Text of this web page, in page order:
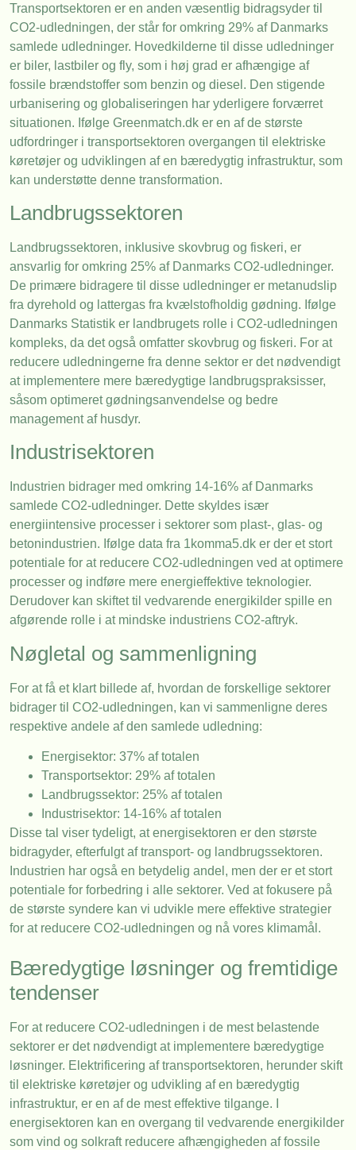
Transportsektoren er en anden væsentlig bidragsyder til
CO2-udledningen, der står for omkring 29% af Danmarks
samlede udledninger. Hovedkilderne til disse udledninger
er biler, lastbiler og fly, som i høj grad er afhængige af
fossile brændstoffer som benzin og diesel. Den stigende
urbanisering og globaliseringen har yderligere forværret
situationen. Ifølge Greenmatch.dk er en af de største
udfordringer i transportsektoren overgangen til elektriske
køretøjer og udviklingen af en bæredygtig infrastruktur, som
kan understøtte denne transformation.
Landbrugssektoren
Landbrugssektoren, inklusive skovbrug og fiskeri, er
ansvarlig for omkring 25% af Danmarks CO2-udledninger.
De primære bidragere til disse udledninger er metanudslip
fra dyrehold og lattergas fra kvælstofholdig gødning. Ifølge
Danmarks Statistik er landbrugets rolle i CO2-udledningen
kompleks, da det også omfatter skovbrug og fiskeri. For at
reducere udledningerne fra denne sektor er det nødvendigt
at implementere mere bæredygtige landbrugspraksisser,
såsom optimeret gødningsanvendelse og bedre
management af husdyr.
Industrisektoren
Industrien bidrager med omkring 14-16% af Danmarks
samlede CO2-udledninger. Dette skyldes især
energiintensive processer i sektorer som plast-, glas- og
betonindustrien. Ifølge data fra 1komma5.dk er der et stort
potentiale for at reducere CO2-udledningen ved at optimere
processer og indføre mere energieffektive teknologier.
Derudover kan skiftet til vedvarende energikilder spille en
afgørende rolle i at mindske industriens CO2-aftryk.
Nøgletal og sammenligning
For at få et klart billede af, hvordan de forskellige sektorer
bidrager til CO2-udledningen, kan vi sammenligne deres
respektive andele af den samlede udledning:
Energisektor: 37% af totalen
Transportsektor: 29% af totalen
Landbrugssektor: 25% af totalen
Industrisektor: 14-16% af totalen
Disse tal viser tydeligt, at energisektoren er den største
bidragyder, efterfulgt af transport- og landbrugssektoren.
Industrien har også en betydelig andel, men der er et stort
potentiale for forbedring i alle sektorer. Ved at fokusere på
de største syndere kan vi udvikle mere effektive strategier
for at reducere CO2-udledningen og nå vores klimamål.
Bæredygtige løsninger og fremtidige
tendenser
For at reducere CO2-udledningen i de mest belastende
sektorer er det nødvendigt at implementere bæredygtige
løsninger. Elektrificering af transportsektoren, herunder skift
til elektriske køretøjer og udvikling af en bæredygtig
infrastruktur, er en af de mest effektive tilgange. I
energisektoren kan en overgang til vedvarende energikilder
som vind og solkraft reducere afhængigheden af fossile